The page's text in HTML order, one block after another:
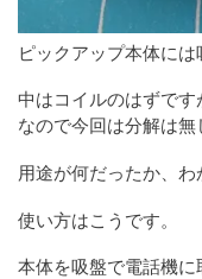
ピックアップ本体には
中はコイルのはずです
なので今回は分解は無
用途が何だったか、
使い方はこうです。
本体を吸盤で電話機に